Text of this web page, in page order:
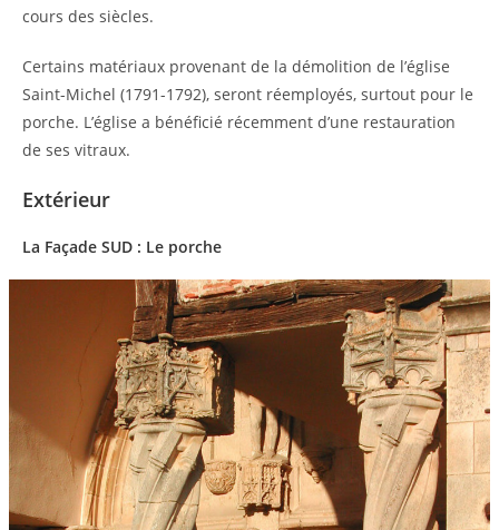
cours des siècles.
Certains matériaux provenant de la démolition de l’église
Saint-Michel (1791-1792), seront réemployés, surtout pour le
porche. L’église a bénéficié récemment d’une restauration
de ses vitraux.
Extérieur
La Façade SUD : Le porche